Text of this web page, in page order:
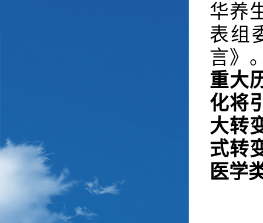
华养
表组
言》
重大
化将
大转
式转
医学